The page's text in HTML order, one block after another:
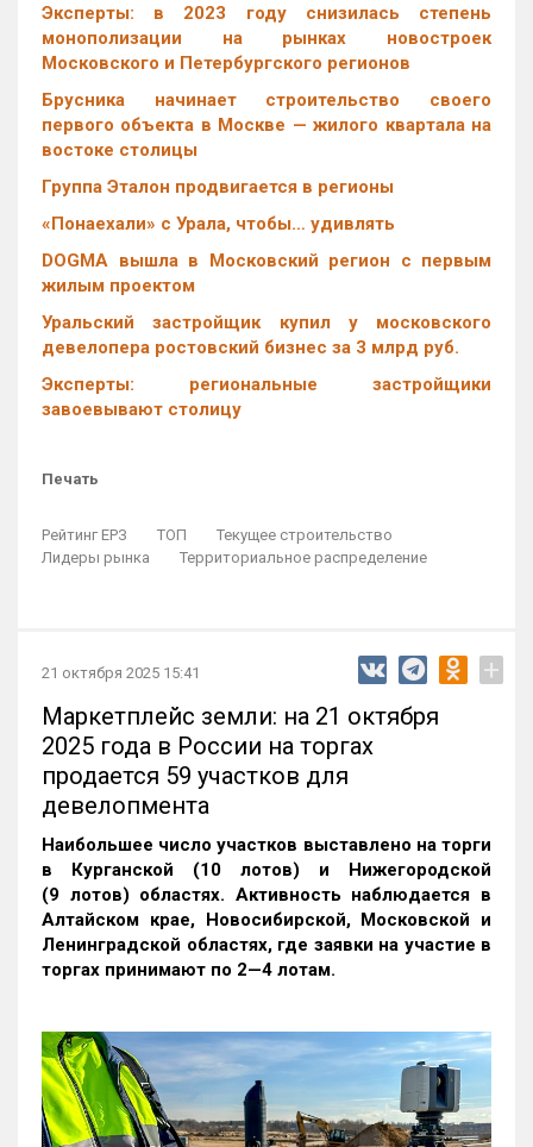
Эксперты: в 2023 году снизилась степень
монополизации на рынках новостроек
Московского и Петербургского регионов
Брусника начинает строительство своего
первого объекта в Москве — жилого квартала на
востоке столицы
Группа Эталон продвигается в регионы
«Понаехали» с Урала, чтобы… удивлять
DOGMA вышла в Московский регион с первым
жилым проектом
Уральский застройщик купил у московского
девелопера ростовский бизнес за 3 млрд руб.
Эксперты: региональные застройщики
завоевывают столицу
Печать
Рейтинг ЕРЗ ТОП
Текущее строительство
Лидеры рынка
Территориальное распределение
21 октября 2025 15:41 +
Маркетплейс земли: на 21 октября
2025 года в России на торгах
продается 59 участков для
девелопмента
Наибольшее число участков выставлено на торги
в Курганской (10 лотов) и Нижегородской
(9 лотов) областях. Активность наблюдается в
Алтайском крае, Новосибирской, Московской и
Ленинградской областях, где заявки на участие в
торгах принимают по 2—4 лотам.